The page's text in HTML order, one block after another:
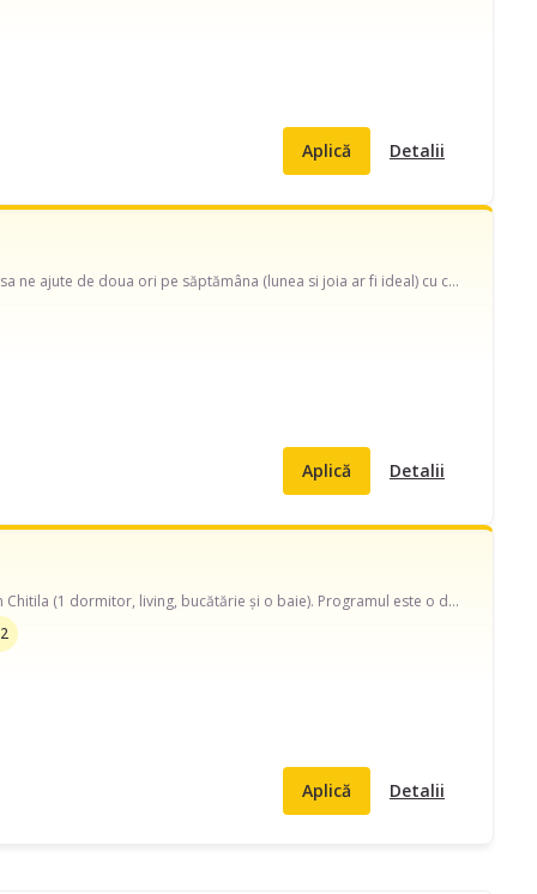
Aplică Detalii
Buna ziua! O familie cu 2 copii (4 ani fetiță si 7 luni baiatul) avem nevoie de o doamna care sa ne ajute de doua ori pe săptămâna (lunea si joia ar fi ideal) cu curățenia de întreținere si cu mâncare tradițională gătită natural pentru familie.
Aplică Detalii
Bună ziua! Caut o doamnă pentru curățenie de întreținere într-un apartament de 62 mp din Chitila (1 dormitor, living, bucătărie și o baie). Programul este o dată pe săptămână, aproximativ 3-4 ore. Nu este nevoie de călcat sau spălat rufe. Ofer 150 lei/vizită. Dacă sunteți disponibilă și zona vă este convenabilă, mi-ar plăcea să discutăm.
Aplică Detalii